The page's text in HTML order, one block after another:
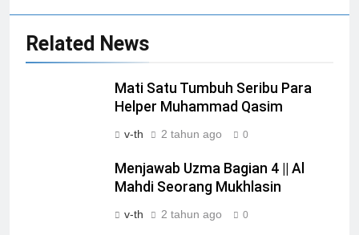
Related News
Mati Satu Tumbuh Seribu Para
Helper Muhammad Qasim
v-th 2 tahun ago 0
Menjawab Uzma Bagian 4 || Al
Mahdi Seorang Mukhlasin
v-th 2 tahun ago 0